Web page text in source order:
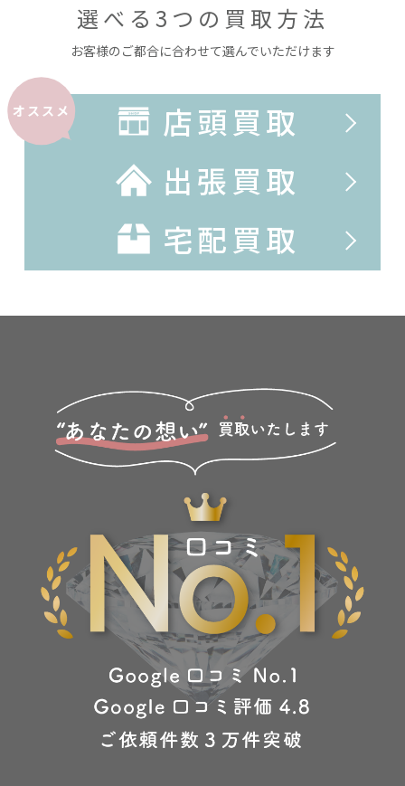
選べる3つの買取方法
お客様のご都合に合わせて選んでいただけます
オススメ
店頭買取
出張買取
宅配買取